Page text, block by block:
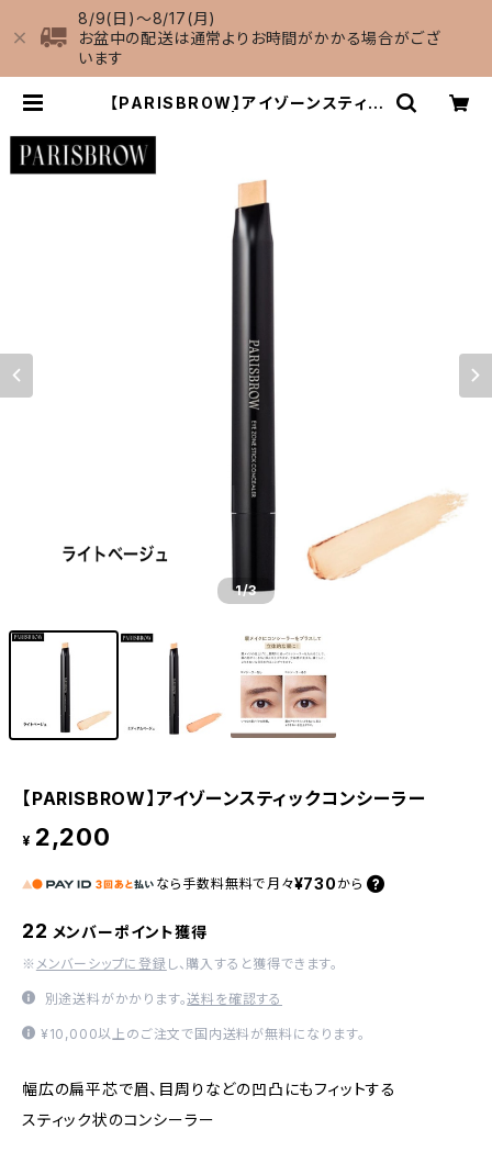
8/9(日)〜8/17(月)
お盆中の配送は通常よりお時間がかかる場合がござ
います
【PARISBROW】アイゾーンスティッ
オンライン ショップSHEESH
1/3
【PARISBROW】アイゾーンスティックコンシーラー
¥ 2,200
なら 手数料無料で 月々¥730 から
22 メンバーポイント獲得
※ メンバーシップに登録 し、購入すると獲得できます。
別途送料がかかります。送料を確認する
¥10,000以上のご注文で国内送料が無料になります。
幅広の扁平芯で眉、目周りなどの凹凸にもフィットする
スティック状のコンシーラー